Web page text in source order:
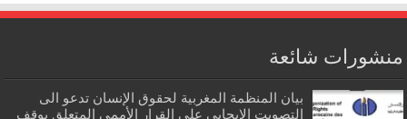
منشورات شائعة
بيان المنظمة المغربية لحقوق الإنسان تدعو الى
التصويت الإيجابي على القرار الأممي المتعلق بوقف